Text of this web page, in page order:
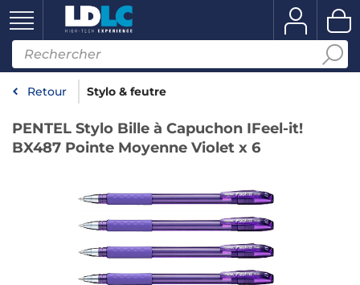
Retour Stylo & feutre
PENTEL Stylo Bille à Capuchon IFeel-it!
BX487 Pointe Moyenne Violet x 6